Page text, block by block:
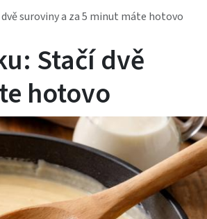
suroviny a za 5 minut máte hotovo
Stačí dvě
hotovo